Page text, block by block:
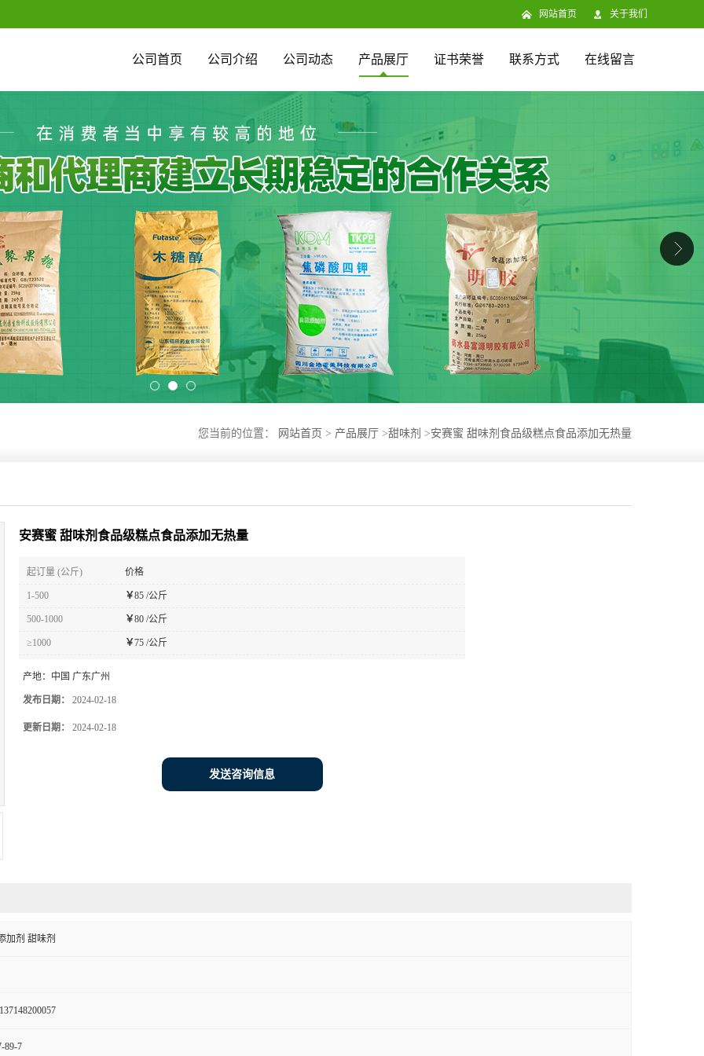
网站首页 关于我们
公司首页 公司介绍 公司动态 产品展厅 证书荣誉 联系方式 在线留言
您当前的位置： 网站首页 > 产品展厅 >甜味剂 >安赛蜜 甜味剂食品级糕点食品添加无热量
安赛蜜 甜味剂食品级糕点食品添加无热量
起订量 (公斤) 价格
1-500 ￥85 /公斤
500-1000 ￥80 /公斤
≥1000 ￥75 /公斤
产地： 中国 广东广州
发布日期： 2024-02-18
更新日期： 2024-02-18
发送咨询信息
加剂 甜味剂
89-7